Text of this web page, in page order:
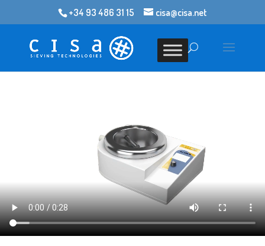
+34 93 486 31 15 cisa@cisa.net